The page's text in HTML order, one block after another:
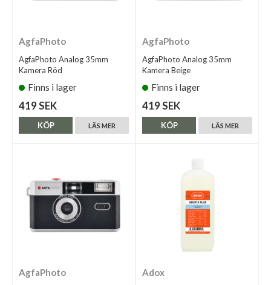
AgfaPhoto
AgfaPhoto Analog 35mm
Kamera Röd
Finns i lager
419 SEK
LÄS MER
KÖP
AgfaPhoto
AgfaPhoto Analog 35mm
Kamera Beige
Finns i lager
419 SEK
LÄS MER
KÖP
AgfaPhoto Adox